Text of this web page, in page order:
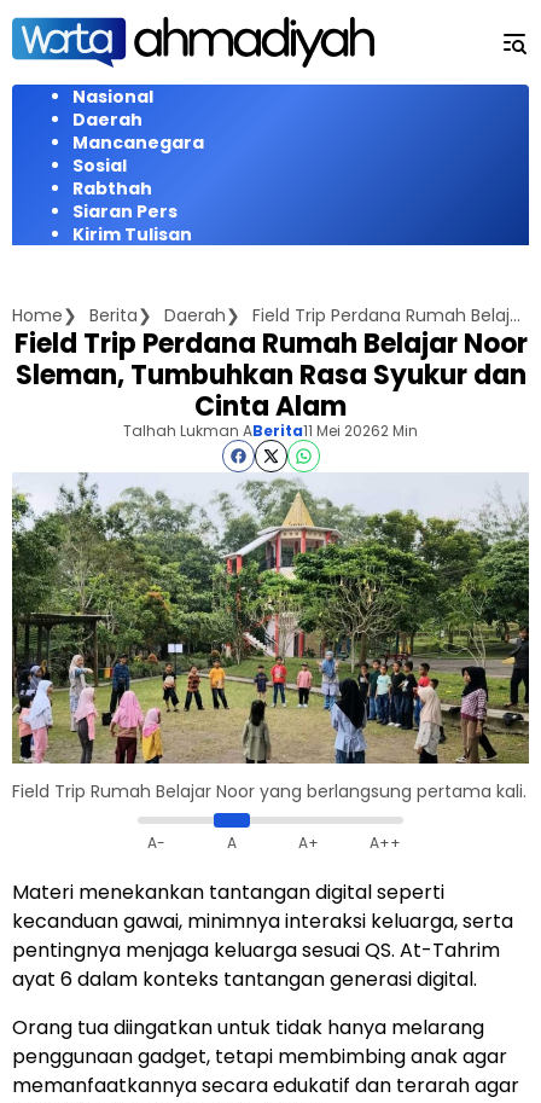
Langsung
konten
Nasional
Daerah
Mancanegara
Sosial
Rabthah
Siaran Pers
Kirim Tulisan
Home Berita Daerah Field Trip Perdana Rumah Belajar Noor Sleman, Tumbuhkan Rasa Syukur dan Cinta Alam
Field Trip Perdana Rumah Belajar Noor
Sleman, Tumbuhkan Rasa Syukur dan
Cinta Alam
Talhah Lukman ABerita11 Mei 20262 Min
Field Trip Rumah Belajar Noor yang berlangsung pertama kali.
A- A A+ A++
Materi menekankan tantangan digital seperti
kecanduan gawai, minimnya interaksi keluarga, serta
pentingnya menjaga keluarga sesuai QS. At-Tahrim
ayat 6 dalam konteks tantangan generasi digital.
Orang tua diingatkan untuk tidak hanya melarang
penggunaan gadget, tetapi membimbing anak agar
memanfaatkannya secara edukatif dan terarah agar